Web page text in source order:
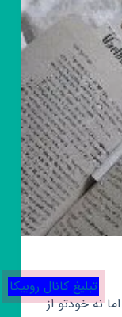
نه خودتو از
تبلیغ کانال روبیکا